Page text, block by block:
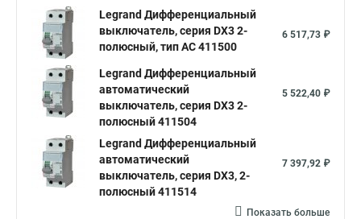
Legrand Дифференциальный
выключатель, серия DX3 2-
полюсный, тип АС 411500
6 517,73 ₽
Legrand Дифференциальный
автоматический
выключатель, серия DX3 2-
полюсный 411504
5 522,40 ₽
Legrand Дифференциальный
автоматический
выключатель, серия DX3, 2-
полюсный 411514
7 397,92 ₽
Показать больше